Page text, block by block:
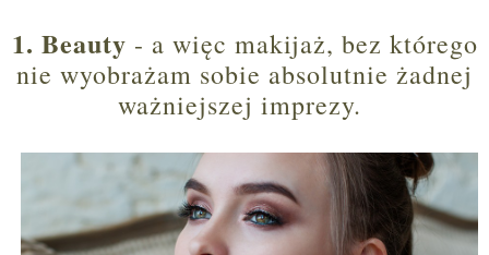
1. Beauty - a więc makijaż, bez którego
nie wyobrażam sobie absolutnie żadnej
ważniejszej imprezy.